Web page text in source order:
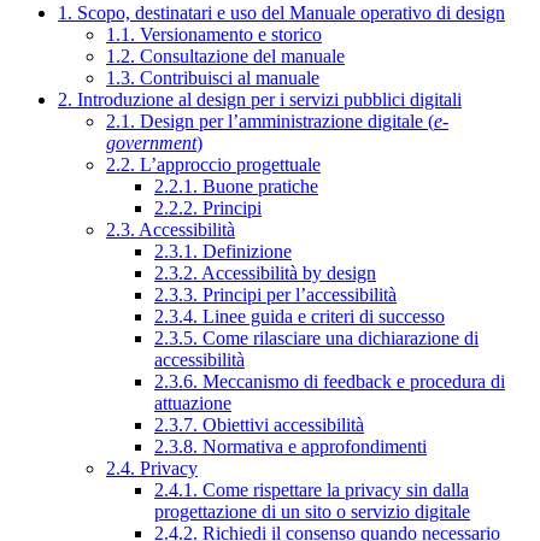
1. Scopo, destinatari e uso del Manuale operativo di design
1.1. Versionamento e storico
1.2. Consultazione del manuale
1.3. Contribuisci al manuale
2. Introduzione al design per i servizi pubblici digitali
2.1. Design per l’amministrazione digitale (e-
government)
2.2. L’approccio progettuale
2.2.1. Buone pratiche
2.2.2. Principi
2.3. Accessibilità
2.3.1. Definizione
2.3.2. Accessibilità by design
2.3.3. Principi per l’accessibilità
2.3.4. Linee guida e criteri di successo
2.3.5. Come rilasciare una dichiarazione di
accessibilità
2.3.6. Meccanismo di feedback e procedura di
attuazione
2.3.7. Obiettivi accessibilità
2.3.8. Normativa e approfondimenti
2.4. Privacy
2.4.1. Come rispettare la privacy sin dalla
progettazione di un sito o servizio digitale
2.4.2. Richiedi il consenso quando necessario